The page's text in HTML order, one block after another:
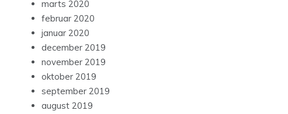
marts 2020
februar 2020
januar 2020
december 2019
november 2019
oktober 2019
september 2019
august 2019